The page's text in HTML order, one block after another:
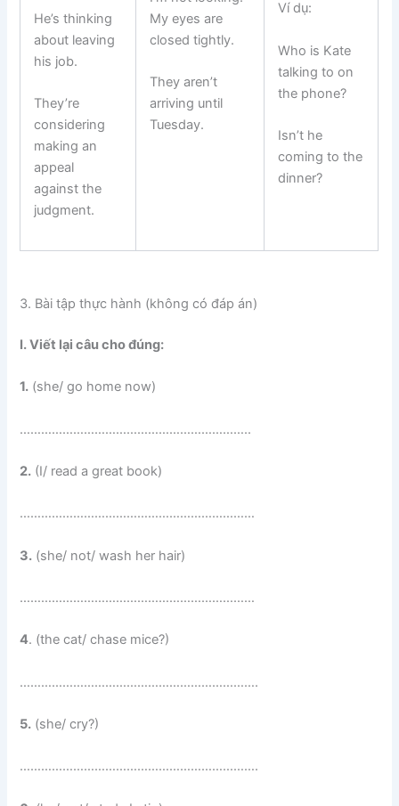
He’s thinking
about leaving
his job.
They’re
considering
making an
appeal
against the
judgment.
My eyes are
closed tightly.
They aren’t
arriving until
Tuesday.
Ví dụ:
Who is Kate
talking to on
the phone?
Isn’t he
coming to the
dinner?
3. Bài tập thực hành (không có đáp án)
I. Viết lại câu cho đúng:
1. (she/ go home now)
………………………………………………………..
2. (I/ read a great book)
…………………………………………………………
3. (she/ not/ wash her hair)
…………………………………………………………
4. (the cat/ chase mice?)
………………………………………………………….
5. (she/ cry?)
………………………………………………………….